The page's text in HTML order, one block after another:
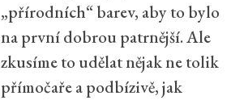
„přírodních“ barev, aby to bylo
na první dobrou patrnější. Ale
zkusíme to udělat nějak ne tolik
přímočaře a podbízivě, jak